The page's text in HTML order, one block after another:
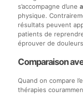
s’accompagne d’une
physique.
résultats peuvent
patients de
éprouver de
Comparaison
Quand on compare
thérapies